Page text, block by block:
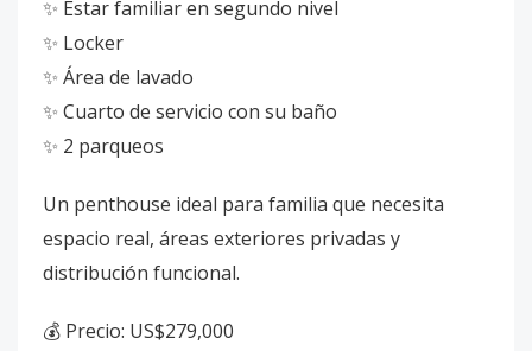
✨ Estar familiar en segundo nivel
✨ Locker
✨ Área de lavado
✨ Cuarto de servicio con su baño
✨ 2 parqueos
Un penthouse ideal para familia que necesita
espacio real, áreas exteriores privadas y
distribución funcional.
💰 Precio: US$279,000